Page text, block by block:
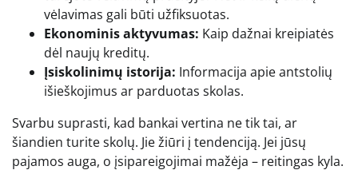
vėlavimas gali būti užfiksuotas.
Ekonominis aktyvumas: Kaip dažnai kreipiatės
dėl naujų kreditų.
Įsiskolinimų istorija: Informacija apie antstolių
išieškojimus ar parduotas skolas.
Svarbu suprasti, kad bankai vertina ne tik tai, ar
šiandien turite skolų. Jie žiūri į tendenciją. Jei jūsų
pajamos auga, o įsipareigojimai mažėja – reitingas kyla.